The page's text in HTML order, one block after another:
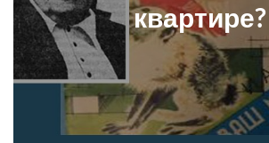
квартире?